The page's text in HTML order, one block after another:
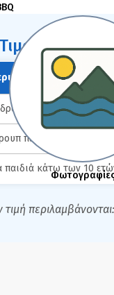
και μπάρμπεκιου
περισσότερων των
παιδιά κάτω των 10
τιμή